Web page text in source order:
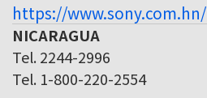
https://www.sony.com.hn/
NICARAGUA
Tel. 2244-2996
Tel. 1-800-220-2554